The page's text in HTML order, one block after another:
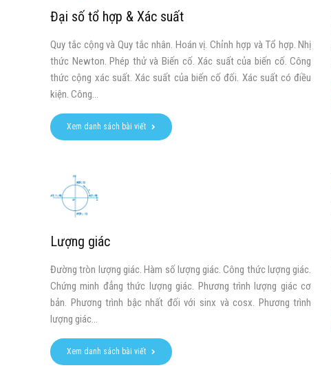
Đại số tổ hợp & Xác suất
Quy tắc cộng và Quy tắc nhân. Hoán vị. Chỉnh hợp và Tổ hợp. Nhị
thức Newton. Phép thử và Biến cố. Xác suất của biến cố. Công
thức cộng xác suất. Xác suất của biến cố đối. Xác suất có điều
kiện. Công...
Xem danh sách bài viết
Lượng giác
Đường tròn lượng giác. Hàm số lượng giác. Công thức lượng giác.
Chứng minh đẳng thức lượng giác. Phương trình lượng giác cơ
bản. Phương trình bậc nhất đối với sinx và cosx. Phương trình
lượng giác...
Xem danh sách bài viết